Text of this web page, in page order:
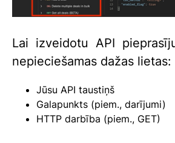
Lai izveidotu API
nepieciešamas dažas lietas:
Jūsu API taustiņš
Galapunkts (piem., darījumi)
HTTP darbība (piem., GET)